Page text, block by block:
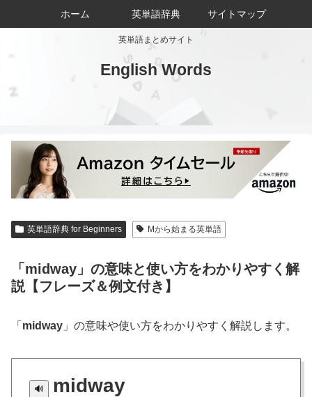
英単語まとめサイト
English Words
ホーム 英単語辞典 サイトマップ
英単語辞典 for Beginners Mから始まる英単語
「midway」の意味と使い方をわかりやすく解
説【フレーズ＆例文付き】
「 midway 」の意味や使い方をわかりやすく解説します。
midway